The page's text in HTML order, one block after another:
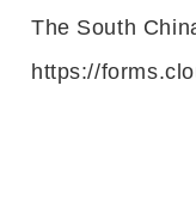
The South
https://